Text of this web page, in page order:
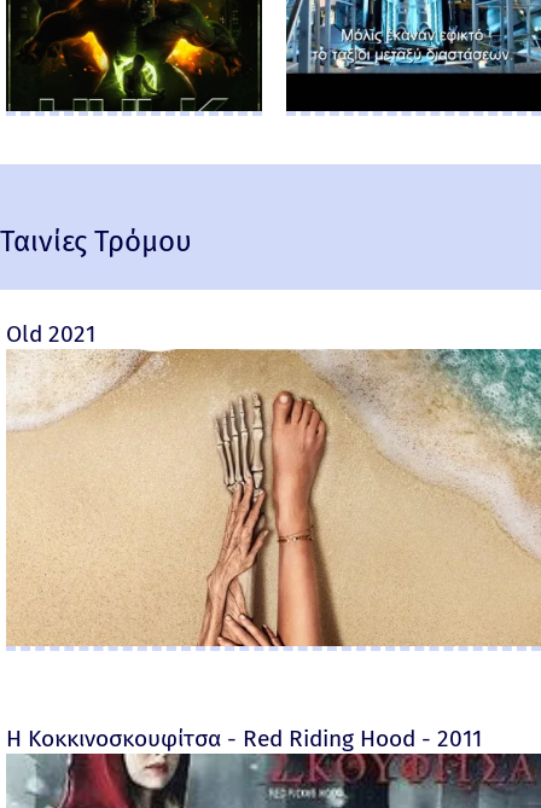
Ταινίες Τρόμου
Old 2021
Η Κοκκινοσκουφίτσα - Red Riding Hood - 2011